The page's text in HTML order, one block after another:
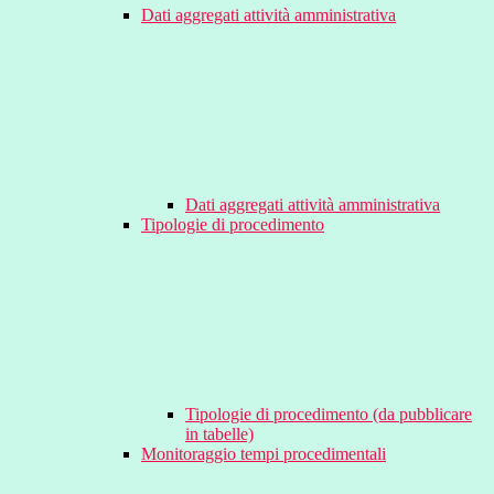
Dati aggregati attività amministrativa
Dati aggregati attività amministrativa
Tipologie di procedimento
Tipologie di procedimento (da pubblicare
in tabelle)
Monitoraggio tempi procedimentali